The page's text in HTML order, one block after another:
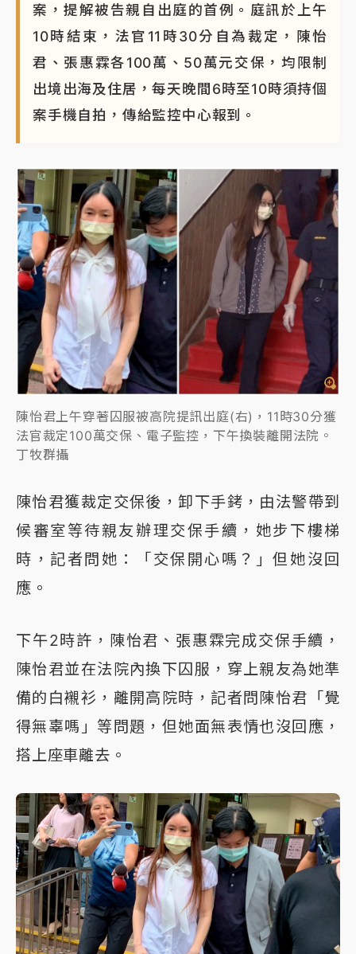
案，提解被告親自出庭的首例。庭訊於上午
10時結束，法官11時30分自為裁定，陳怡
君、張惠霖各100萬、50萬元交保，均限制
出境出海及住居，每天晚間6時至10時須持個
案手機自拍，傳給監控中心報到。
陳怡君上午穿著囚服被高院提訊出庭(右)，11時30分獲
法官裁定100萬交保、電子監控，下午換裝離開法院。
丁牧群攝
陳怡君獲裁定交保後，卸下手銬，由法警帶到
候審室等待親友辦理交保手續，她步下樓梯
時，記者問她：「交保開心嗎？」但她沒回
應。
下午2時許，陳怡君、張惠霖完成交保手續，
陳怡君並在法院內換下囚服，穿上親友為她準
備的白襯衫，離開高院時，記者問陳怡君「覺
得無辜嗎」等問題，但她面無表情也沒回應，
搭上座車離去。